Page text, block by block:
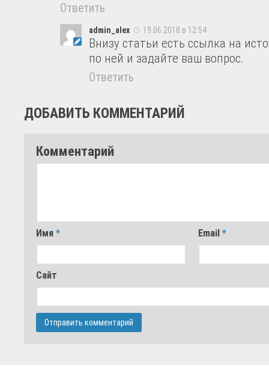
Ответить
admin_alex 19.06.2018 в 12:54
Внизу статьи есть ссылка на
по ней и задайте ваш вопрос.
Ответить
ДОБАВИТЬ КОММЕНТАРИЙ
Комментарий
Имя * Email*
Сайт